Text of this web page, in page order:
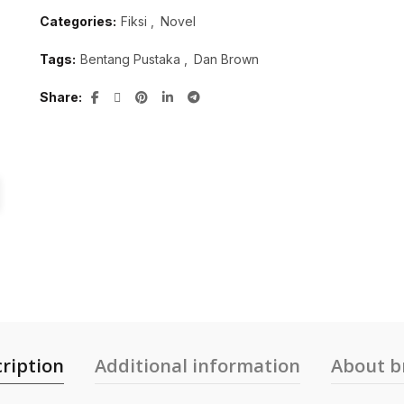
Categories: Fiksi Novel
Tags: Bentang Pustaka Dan Brown
Share
Additional information About